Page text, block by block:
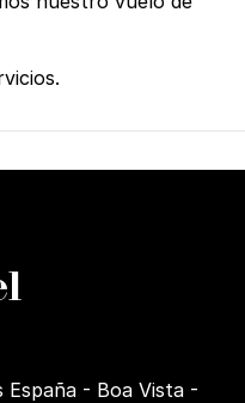
España - Boa Vista -